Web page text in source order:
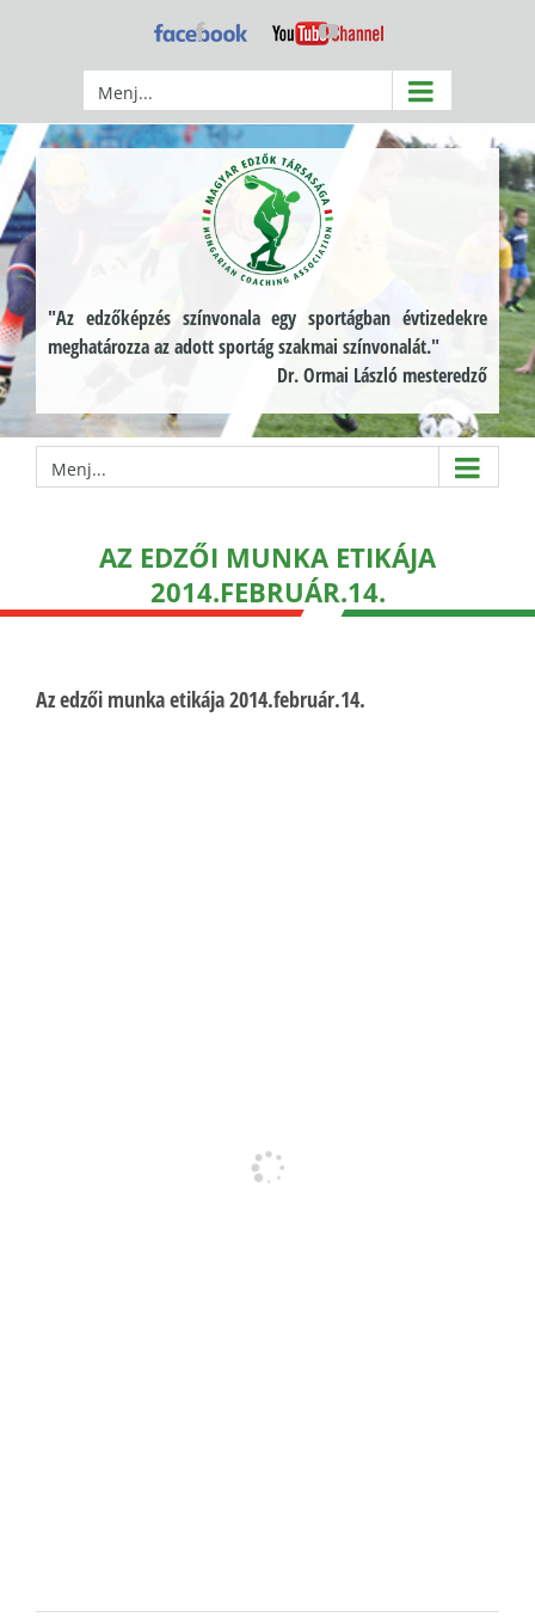
Facebook YouTube
Menj...
"Az edzőképzés színvonala egy sportágban évtizedekre
meghatározza az adott sportág szakmai színvonalát."
Dr. Ormai László mesteredző
Menj...
AZ EDZŐI MUNKA ETIKÁJA
2014.FEBRUÁR.14.
Az edzői munka etikája 2014.február.14.